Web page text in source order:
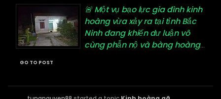
🚨 Một vụ bạo lực gia đình kinh
hoàng vừa xảy ra tại tỉnh Bắc
Ninh đang khiến dư luận vô
cùng phẫn nộ và bàng hoàng...
GO TO POST